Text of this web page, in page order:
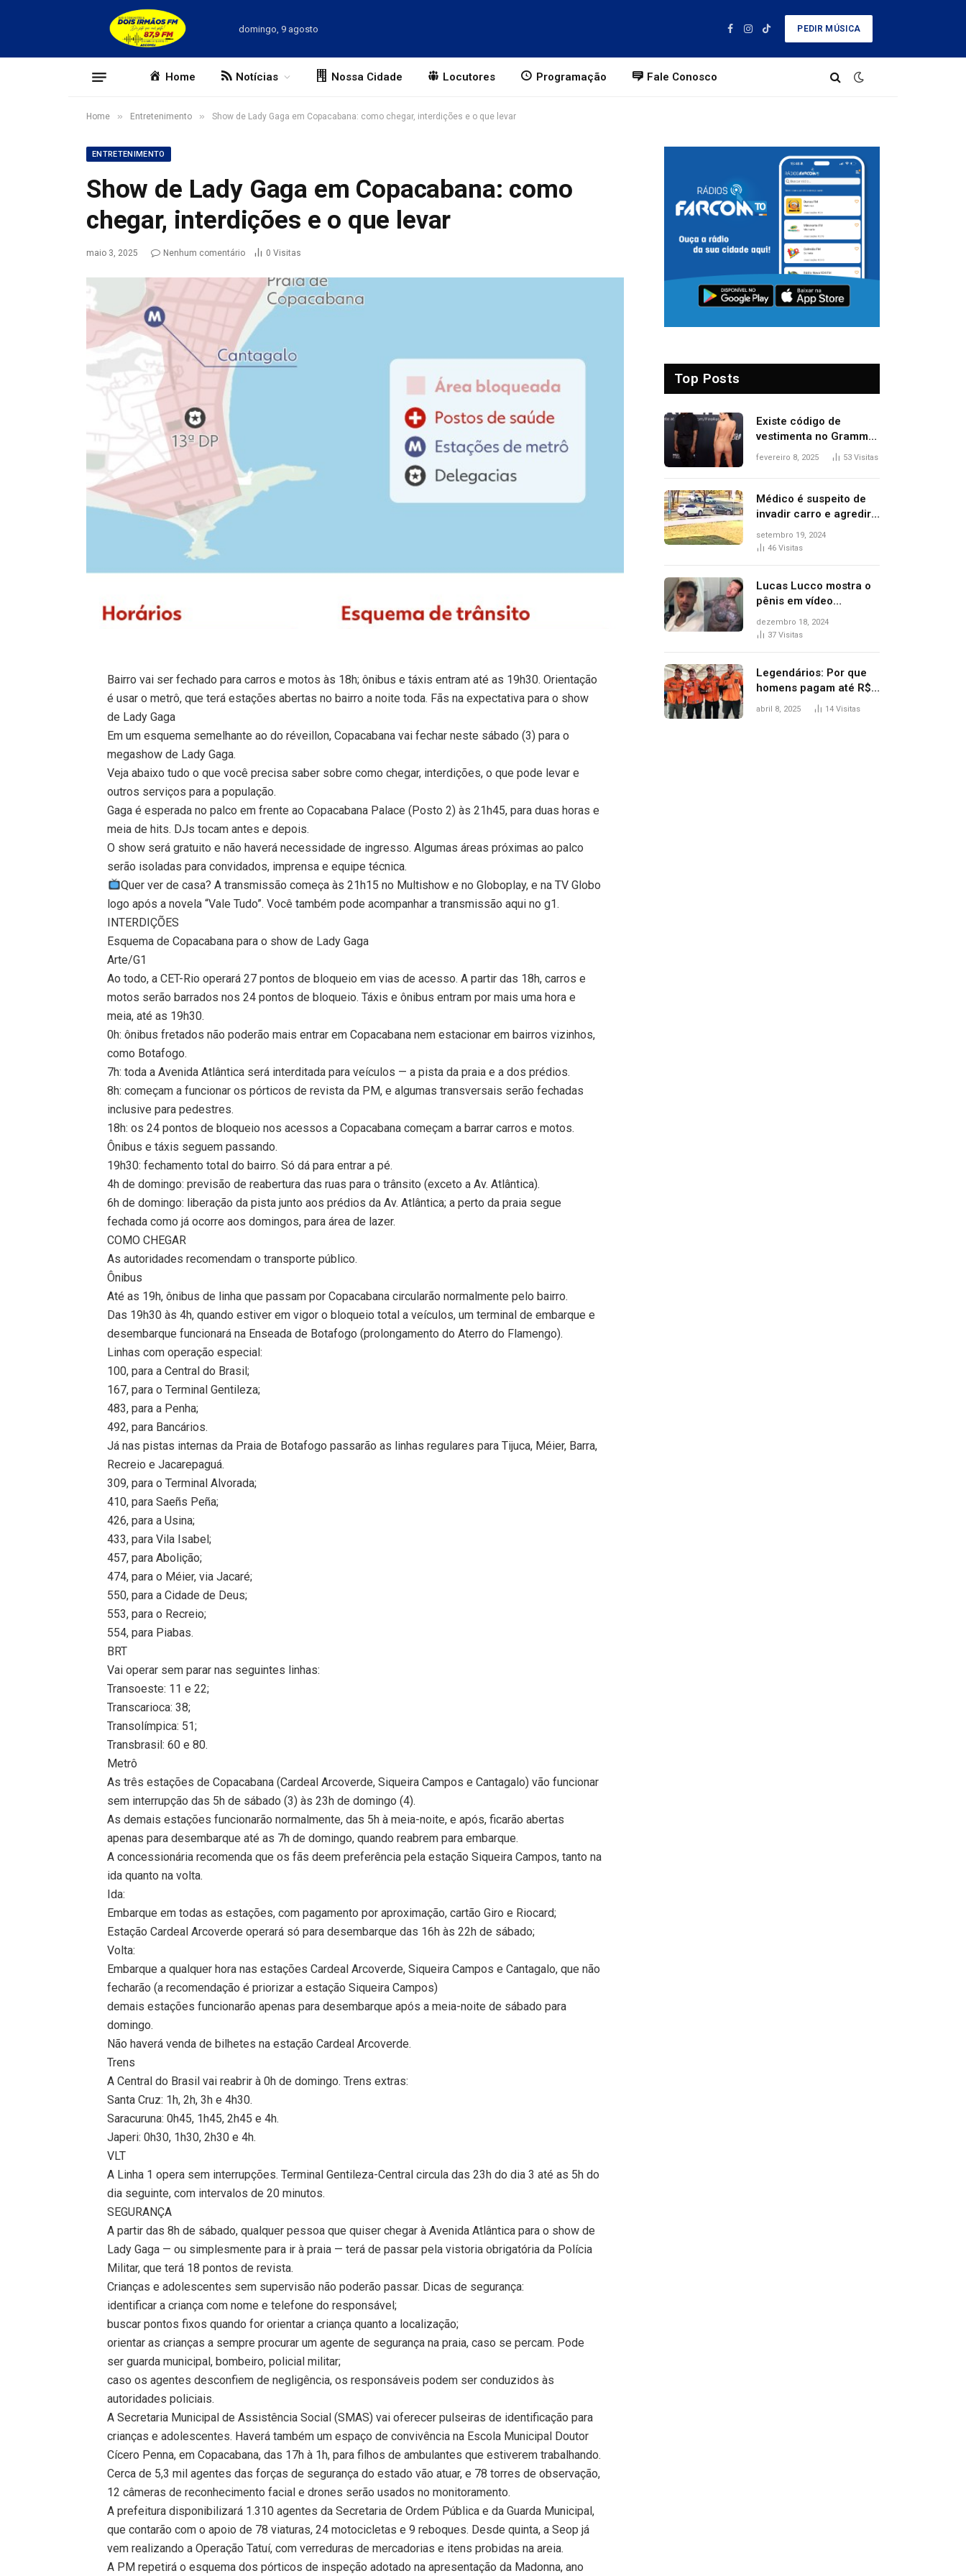
domingo, 9 agosto
Facebook
Instagram
TikTok
PEDIR MÚSICA
Home Notícias Nossa Cidade Locutores Programação Fale Conosco
Home » Entretenimento » Show de Lady Gaga em Copacabana: como chegar, interdições e o que levar
ENTRETENIMENTO
Show de Lady Gaga em Copacabana: como
chegar, interdições e o que levar
maio 3, 2025 Nenhum comentário 0 Visitas
Bairro vai ser fechado para carros e motos às 18h; ônibus e táxis entram até as 19h30. Orientação
é usar o metrô, que terá estações abertas no bairro a noite toda. Fãs na expectativa para o show
de Lady Gaga
Em um esquema semelhante ao do réveillon, Copacabana vai fechar neste sábado (3) para o
megashow de Lady Gaga.
Veja abaixo tudo o que você precisa saber sobre como chegar, interdições, o que pode levar e
outros serviços para a população.
Gaga é esperada no palco em frente ao Copacabana Palace (Posto 2) às 21h45, para duas horas e
meia de hits. DJs tocam antes e depois.
O show será gratuito e não haverá necessidade de ingresso. Algumas áreas próximas ao palco
serão isoladas para convidados, imprensa e equipe técnica.
Quer ver de casa? A transmissão começa às 21h15 no Multishow e no Globoplay, e na TV Globo
logo após a novela “Vale Tudo”. Você também pode acompanhar a transmissão aqui no g1.
INTERDIÇÕES
Esquema de Copacabana para o show de Lady Gaga
Arte/G1
Ao todo, a CET-Rio operará 27 pontos de bloqueio em vias de acesso. A partir das 18h, carros e
motos serão barrados nos 24 pontos de bloqueio. Táxis e ônibus entram por mais uma hora e
meia, até as 19h30.
0h: ônibus fretados não poderão mais entrar em Copacabana nem estacionar em bairros vizinhos,
como Botafogo.
7h: toda a Avenida Atlântica será interditada para veículos — a pista da praia e a dos prédios.
8h: começam a funcionar os pórticos de revista da PM, e algumas transversais serão fechadas
inclusive para pedestres.
18h: os 24 pontos de bloqueio nos acessos a Copacabana começam a barrar carros e motos.
Ônibus e táxis seguem passando.
19h30: fechamento total do bairro. Só dá para entrar a pé.
4h de domingo: previsão de reabertura das ruas para o trânsito (exceto a Av. Atlântica).
6h de domingo: liberação da pista junto aos prédios da Av. Atlântica; a perto da praia segue
fechada como já ocorre aos domingos, para área de lazer.
COMO CHEGAR
As autoridades recomendam o transporte público.
Ônibus
Até as 19h, ônibus de linha que passam por Copacabana circularão normalmente pelo bairro.
Das 19h30 às 4h, quando estiver em vigor o bloqueio total a veículos, um terminal de embarque e
desembarque funcionará na Enseada de Botafogo (prolongamento do Aterro do Flamengo).
Linhas com operação especial:
100, para a Central do Brasil;
167, para o Terminal Gentileza;
483, para a Penha;
492, para Bancários.
Já nas pistas internas da Praia de Botafogo passarão as linhas regulares para Tijuca, Méier, Barra,
Recreio e Jacarepaguá.
309, para o Terminal Alvorada;
410, para Saeñs Peña;
426, para a Usina;
433, para Vila Isabel;
457, para Abolição;
474, para o Méier, via Jacaré;
550, para a Cidade de Deus;
553, para o Recreio;
554, para Piabas.
BRT
Vai operar sem parar nas seguintes linhas:
Transoeste: 11 e 22;
Transcarioca: 38;
Transolímpica: 51;
Transbrasil: 60 e 80.
Metrô
As três estações de Copacabana (Cardeal Arcoverde, Siqueira Campos e Cantagalo) vão funcionar
sem interrupção das 5h de sábado (3) às 23h de domingo (4).
As demais estações funcionarão normalmente, das 5h à meia-noite, e após, ficarão abertas
apenas para desembarque até as 7h de domingo, quando reabrem para embarque.
A concessionária recomenda que os fãs deem preferência pela estação Siqueira Campos, tanto na
ida quanto na volta.
Ida:
Embarque em todas as estações, com pagamento por aproximação, cartão Giro e Riocard;
Estação Cardeal Arcoverde operará só para desembarque das 16h às 22h de sábado;
Volta:
Embarque a qualquer hora nas estações Cardeal Arcoverde, Siqueira Campos e Cantagalo, que não
fecharão (a recomendação é priorizar a estação Siqueira Campos)
demais estações funcionarão apenas para desembarque após a meia-noite de sábado para
domingo.
Não haverá venda de bilhetes na estação Cardeal Arcoverde.
Trens
A Central do Brasil vai reabrir à 0h de domingo. Trens extras:
Santa Cruz: 1h, 2h, 3h e 4h30.
Saracuruna: 0h45, 1h45, 2h45 e 4h.
Japeri: 0h30, 1h30, 2h30 e 4h.
VLT
A Linha 1 opera sem interrupções. Terminal Gentileza-Central circula das 23h do dia 3 até as 5h do
dia seguinte, com intervalos de 20 minutos.
SEGURANÇA
A partir das 8h de sábado, qualquer pessoa que quiser chegar à Avenida Atlântica para o show de
Lady Gaga — ou simplesmente para ir à praia — terá de passar pela vistoria obrigatória da Polícia
Militar, que terá 18 pontos de revista.
Crianças e adolescentes sem supervisão não poderão passar. Dicas de segurança:
identificar a criança com nome e telefone do responsável;
buscar pontos fixos quando for orientar a criança quanto a localização;
orientar as crianças a sempre procurar um agente de segurança na praia, caso se percam. Pode
ser guarda municipal, bombeiro, policial militar;
caso os agentes desconfiem de negligência, os responsáveis podem ser conduzidos às
autoridades policiais.
A Secretaria Municipal de Assistência Social (SMAS) vai oferecer pulseiras de identificação para
crianças e adolescentes. Haverá também um espaço de convivência na Escola Municipal Doutor
Cícero Penna, em Copacabana, das 17h à 1h, para filhos de ambulantes que estiverem trabalhando.
Cerca de 5,3 mil agentes das forças de segurança do estado vão atuar, e 78 torres de observação,
12 câmeras de reconhecimento facial e drones serão usados no monitoramento.
A prefeitura disponibilizará 1.310 agentes da Secretaria de Ordem Pública e da Guarda Municipal,
que contarão com o apoio de 78 viaturas, 24 motocicletas e 9 reboques. Desde quinta, a Seop já
vem realizando a Operação Tatuí, com verreduras de mercadorias e itens probidas na areia.
A PM repetirá o esquema dos pórticos de inspeção adotado na apresentação da Madonna, ano
Top Posts
Existe código de
vestimenta no Grammy?
Questionamento surgiu
aparecer nua na
premiação
fevereiro 8, 2025 53 Visitas
Médico é suspeito de
invadir carro e agredir
delegado aposentado
durante confusão no
setembro 19, 2024
46 Visitas
Lucas Lucco mostra o
pênis em vídeo
tomando banho, apaga
post e diz ‘foi mal’
dezembro 18, 2024
37 Visitas
Legendários: Por que
homens pagam até R$
81 mil para subir
abril 8, 2025 14 Visitas